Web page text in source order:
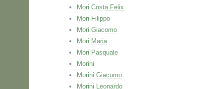
Mori Costa Felix
Mori Filippo
Mori Giacomo
Mori Maria
Mori Pasquale
Morini
Morini Giacomo
Morini Leonardo